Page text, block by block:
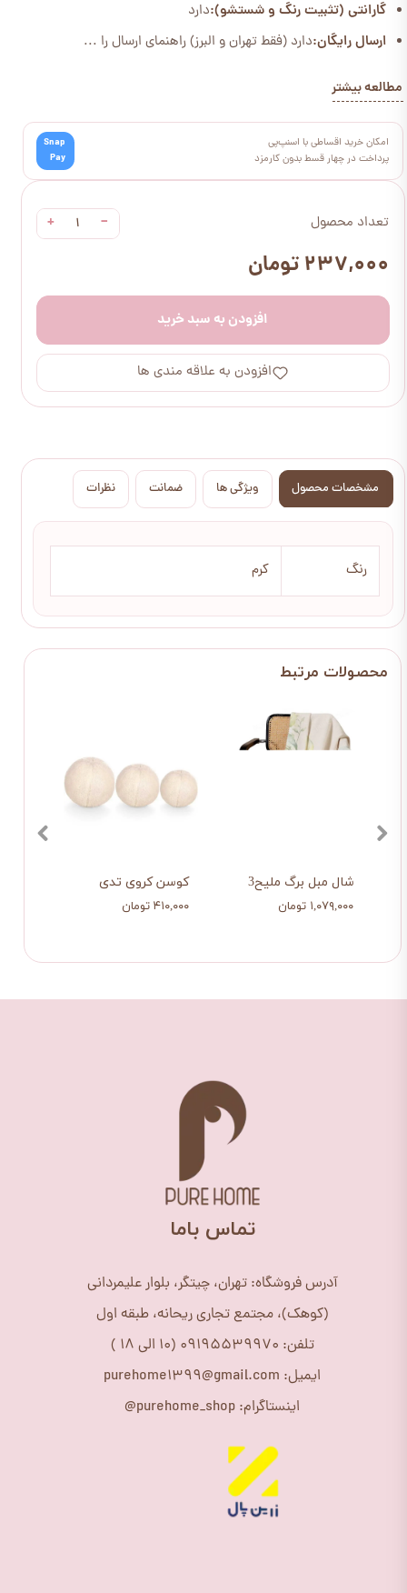
تعداد محصول −
+
۲۳۷,۰۰۰ تومان
افزودن به سبد خرید
افزودن به علاقه مندی ها
گارانتی (تثبیت رنگ و شستشو):دارد
ارسال رایگان:دارد (فقط تهران و البرز) راهنمای ارسال را ...
مطالعه بیشتر
امکان خرید اقساطی با اسنپ‌پی
پرداخت در چهار قسط بدون کارمزد
Snap
Pay
مشخصات محصول ویژگی ها ضمانت نظرات
رنگ کرم
کوسن کروی تدی
۴۱۰,۰۰۰ تومان
شال مبل برگ ملیح3
۱,۰۷۹,۰۰۰ تومان
​تماس باما
آدرس فروشگاه: تهران، چیتگر، بلوار علیمردانی
(کوهک)، مجتمع تجاری ریحانه، طبقه اول
تلفن: 09195539970 (10 الی 18 )
ایمیل: purehome1399@gmail.com
اینستاگرام: purehome_shop@